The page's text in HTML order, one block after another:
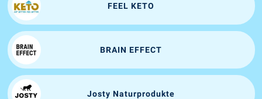
FEEL KETO
BRAIN EFFECT
Josty Naturprodukte